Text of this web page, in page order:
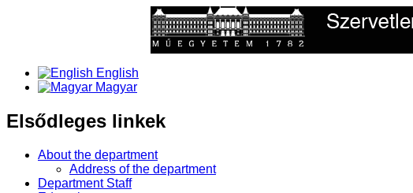
English
Magyar
Elsődleges linkek
About the department
Address of the department
Department Staff